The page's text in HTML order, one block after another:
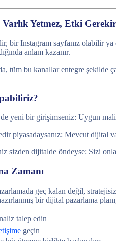
Yetmez, Etki Gerekir
bir Instagram sayfanız olabilir
anlam kazanır.
tüm bu kanallar entegre şekilde
yeni bir girişimseniz: Uygun
piyasadaysanız: Mevcut dijital
sizden dijitalde öndeyse: Sizi
Zamanı
geç kalan değil,
bir dijital pazarlama
talep edin
geçin